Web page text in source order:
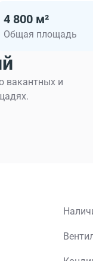
4 800 м²
Общая площадь
вакантных и